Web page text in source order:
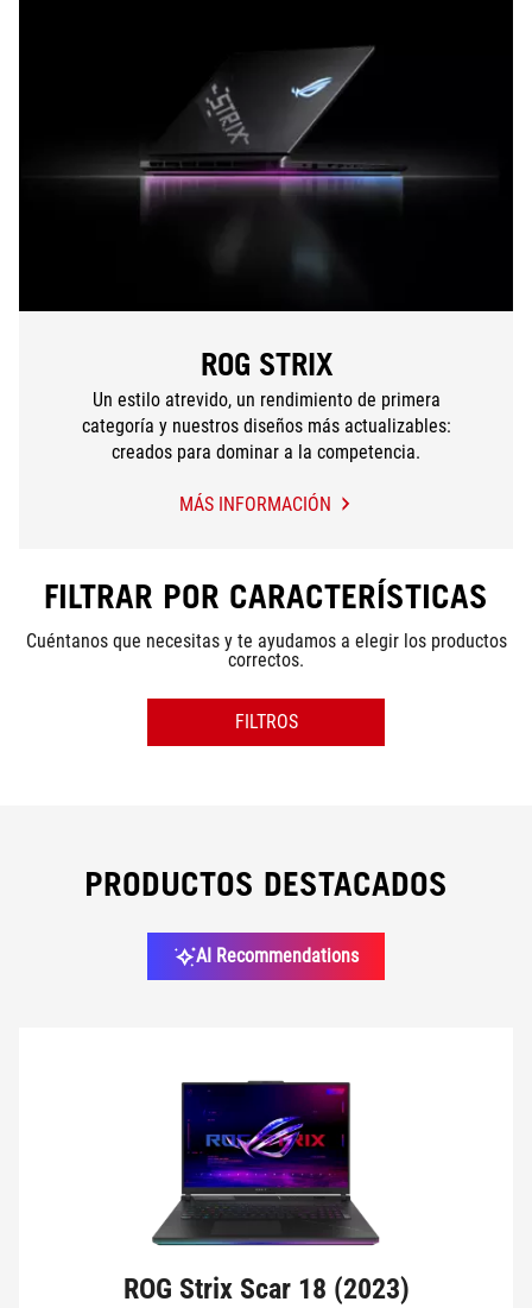
ROG STRIX
Un estilo atrevido, un rendimiento de primera
categoría y nuestros diseños más actualizables:
creados para dominar a la competencia.
MÁS INFORMACIÓN
ROG
FILTRAR POR CARACTERÍSTICAS
Cuéntanos que necesitas y te ayudamos a elegir los productos
correctos.
BUDGET
2.619,99 €-6.499,99 €
TAMAÑO DE PANTALLA
TIPO DE PANTALLA
FILTROS
PRODUCTOS DESTACADOS
AI Recommendations
ROG Strix Scar 18 (2023)